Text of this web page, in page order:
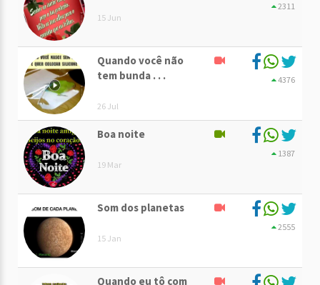
15 Jun
2311
Quando você não
tem bunda . . .
26 Jul
4376
Boa noite
19 Mar
1387
Som dos planetas
15 Jan
2555
Quando eu tô com